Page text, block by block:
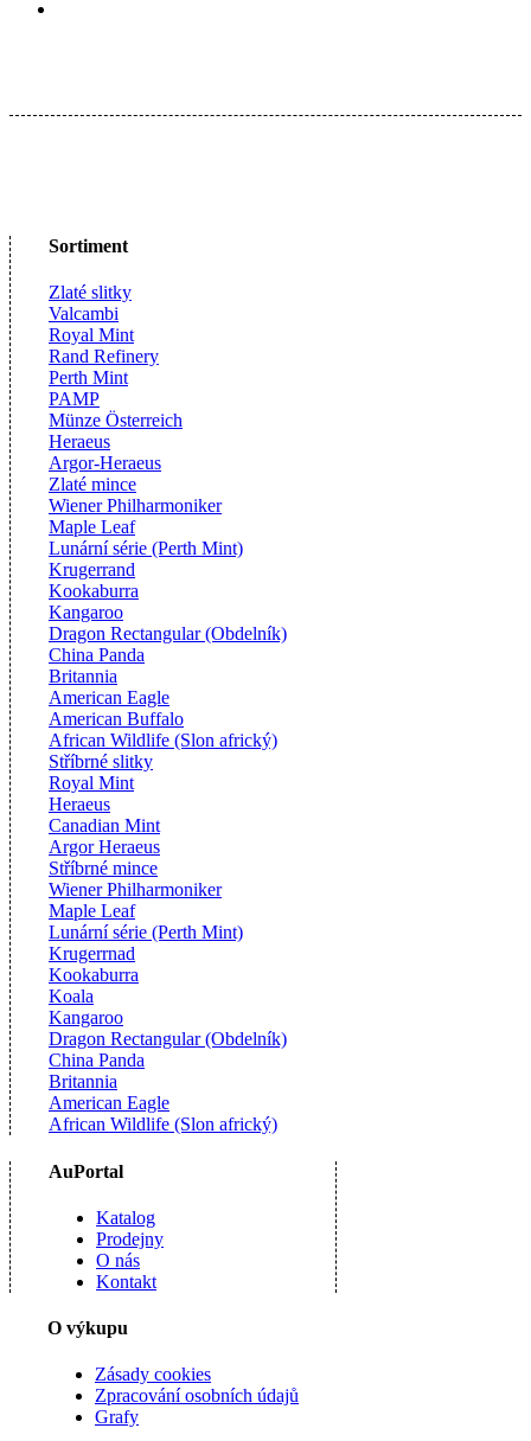
Sortiment
Zlaté slitky
Valcambi
Royal Mint
Rand Refinery
Perth Mint
PAMP
Münze Österreich
Heraeus
Argor-Heraeus
Zlaté mince
Wiener Philharmoniker
Maple Leaf
Lunární série (Perth Mint)
Krugerrand
Kookaburra
Kangaroo
Dragon Rectangular (Obdelník)
China Panda
Britannia
American Eagle
American Buffalo
African Wildlife (Slon africký)
Stříbrné slitky
Royal Mint
Heraeus
Canadian Mint
Argor Heraeus
Stříbrné mince
Wiener Philharmoniker
Maple Leaf
Lunární série (Perth Mint)
Krugerrnad
Kookaburra
Koala
Kangaroo
Dragon Rectangular (Obdelník)
China Panda
Britannia
American Eagle
African Wildlife (Slon africký)
AuPortal
Katalog
Prodejny
O nás
Kontakt
O výkupu
Zásady cookies
Zpracování osobních údajů
Grafy